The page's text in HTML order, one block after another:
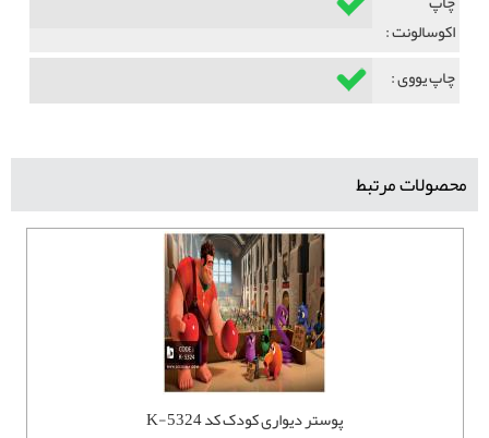
اکوسالونت :
چاپ یووی :
محصولات مرتبط
پوستر دیواری کودک کد K-5324